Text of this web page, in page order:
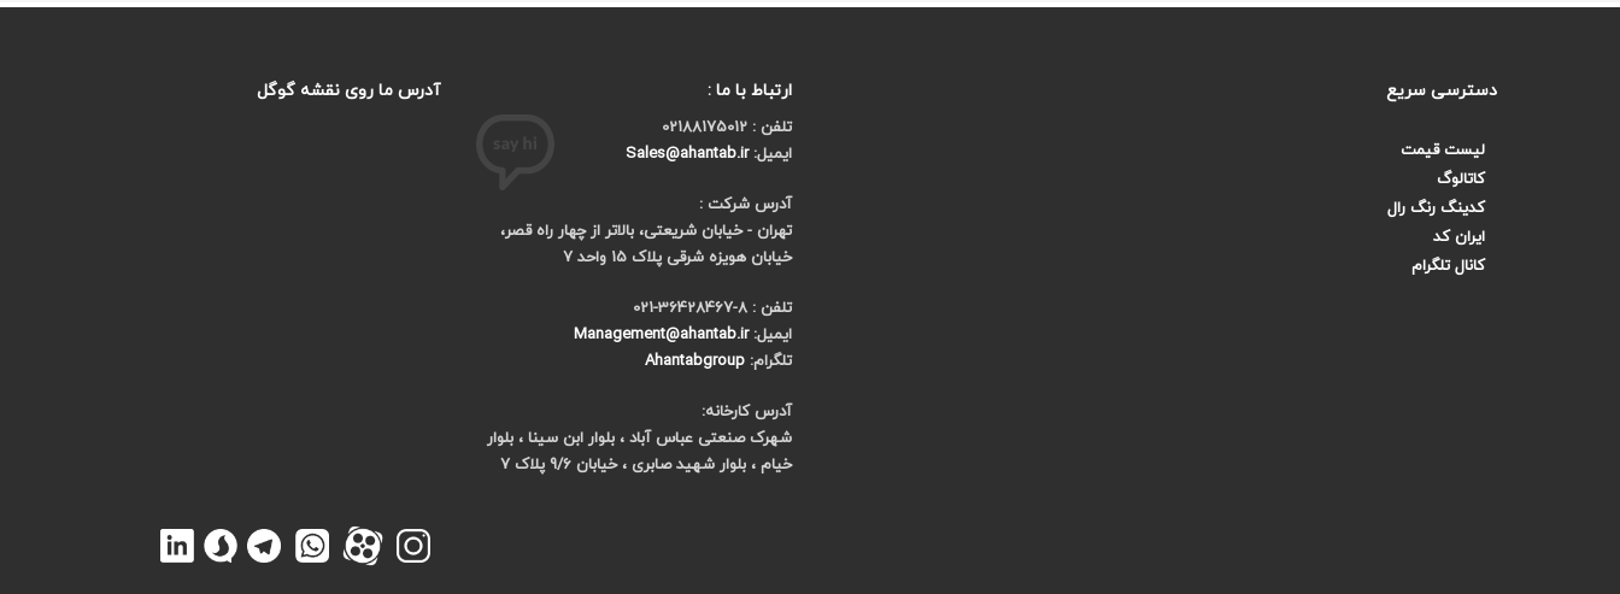
دسترسی سریع
لیست قیمت
کاتالوگ
کدینگ رنگ رال
ایران کد
کانال تلگرام
ارتباط با ما :
تلفن : 02188175012
ایمیل:Sales@ahantab.ir
آدرس شرکت :
تهران - خیابان شریعتی، بالاتر از چهار راه قصر،
خیابان هویزه شرقی پلاک 15 واحد 7
تلفن : 8-36428467-021
ایمیل:Management@ahantab.ir
تلگرام: Ahantabgroup
آدرس کارخانه:
شهرک صنعتی عباس آباد ، بلوار ابن سینا ، بلوار
خیام ، بلوار شهید صابری ، خیابان 9/6 پلاک 7
آدرس ما روی نقشه گوگل